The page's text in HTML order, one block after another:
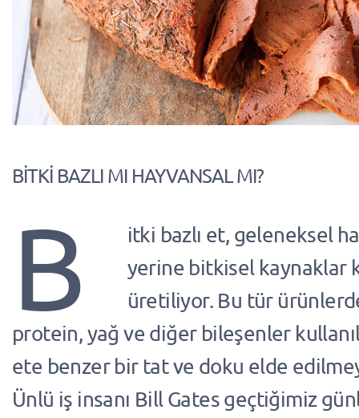
BİTKİ BAZLI MI HAYVANSAL MI?
B
itki bazlı et, geleneksel
yerine bitkisel kaynaklar
üretiliyor. Bu tür
protein, yağ ve diğer bileşenler
ete benzer bir tat ve doku elde
Ünlü iş insanı Bill Gates geçtiğimiz